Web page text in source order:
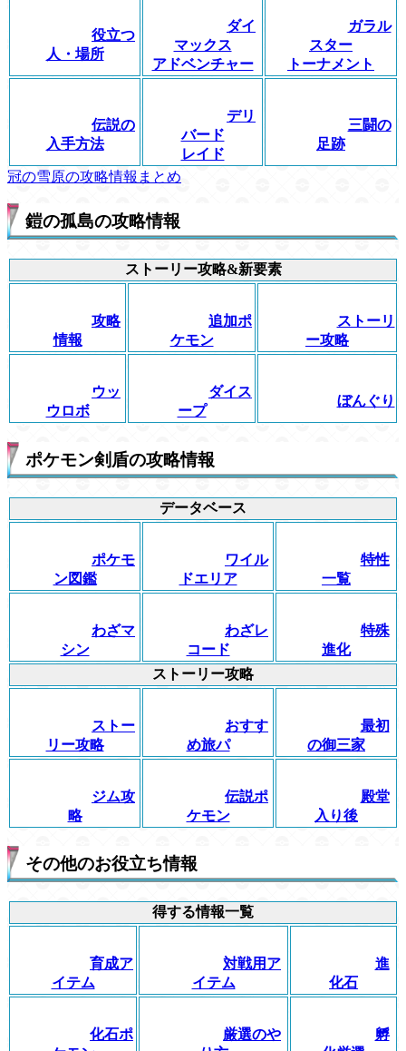
役立つ
人・場所
ダイ
マックス
アドベンチャー
ガラル
スター
トーナメント
伝説の
入手方法
デリ
バード
レイド
三闘の
足跡
冠の雪原の攻略情報まとめ
鎧の孤島の攻略情報
ストーリー攻略&新要素
攻略
情報
追加ポ
ケモン
ストーリ
ー攻略
ウッ
ウロボ
ダイス
ープ
ぼんぐり
ポケモン剣盾の攻略情報
データベース
ポケモ
ン図鑑
ワイル
ドエリア
特性
一覧
わざマ
シン
わざレ
コード
特殊
進化
ストーリー攻略
ストー
リー攻略
おすす
め旅パ
最初
の御三家
ジム攻
略
伝説ポ
ケモン
殿堂
入り後
その他のお役立ち情報
得する情報一覧
育成ア
イテム
対戦用ア
イテム
進
化石
化石ポ
厳選のや
孵